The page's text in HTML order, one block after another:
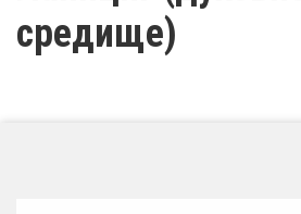
средище)